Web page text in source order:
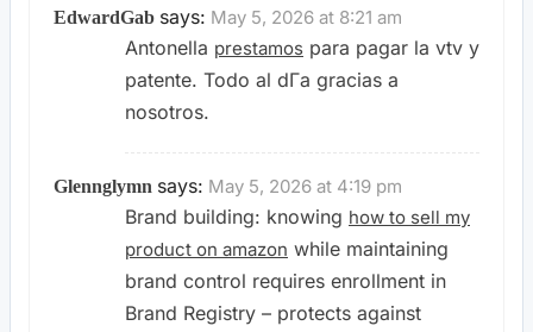
EdwardGab says: May 5, 2026 at 8:21 am
Antonella prestamos para pagar la vtv y
patente. Todo al dГ­a gracias a
nosotros.
Glennglymn says: May 5, 2026 at 4:19 pm
Brand building: knowing how to sell my
product on amazon while maintaining
brand control requires enrollment in
Brand Registry – protects against